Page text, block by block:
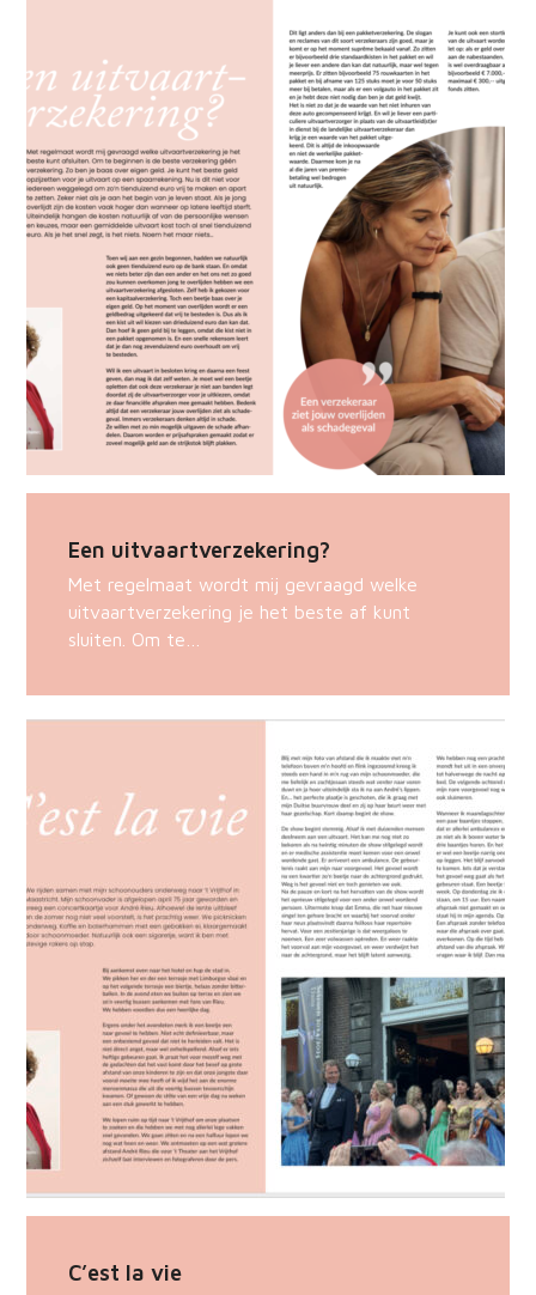
Een uitvaartverzekering?
Met regelmaat wordt mij gevraagd welke
uitvaartverzekering je het beste af kunt
sluiten. Om te…
C’est la vie